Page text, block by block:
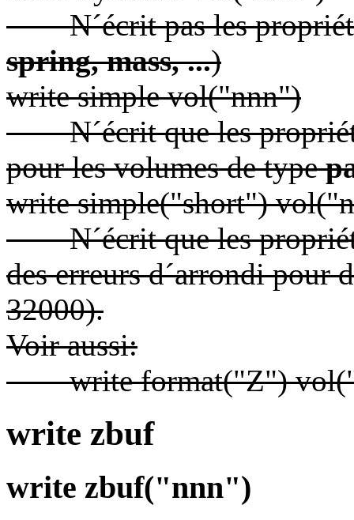
N´écrit pas les
spring, mass, ...)
write simple vol("nnn")
N´écrit que les
pour les volumes de type
write simple("short")
N´écrit que les
des erreurs d´arrondi pour
32000).
Voir aussi:
write format("Z")
write zbuf
write zbuf("nnn")